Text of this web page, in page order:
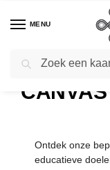
MENU
Home Kaarten -
Ontdek onze
educatieve